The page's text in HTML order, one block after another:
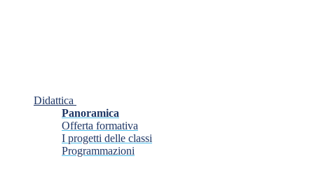
Didattica
Panoramica
Offerta formativa
I progetti delle classi
Programmazioni